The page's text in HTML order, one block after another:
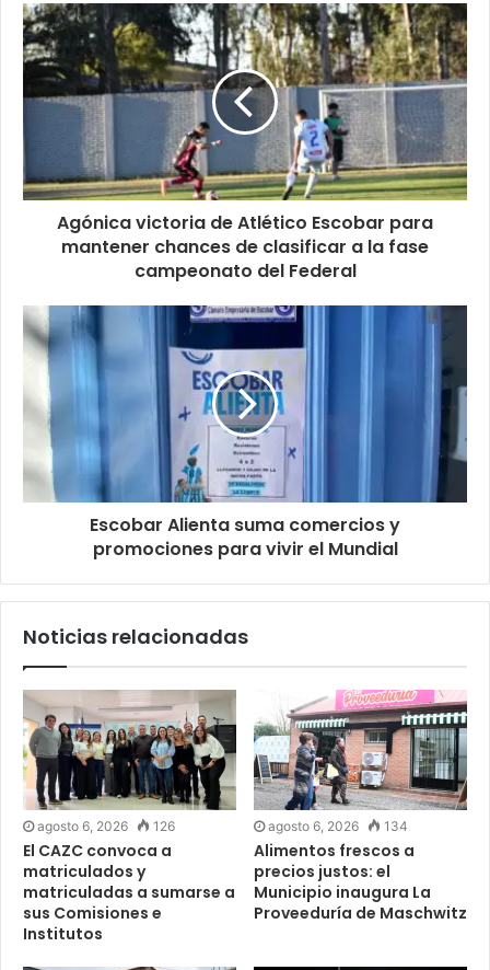
Agónica victoria de Atlético Escobar para
mantener chances de clasificar a la fase
campeonato del Federal
Escobar Alienta suma comercios y
promociones para vivir el Mundial
Noticias relacionadas
agosto 6, 2026 126
El CAZC convoca a
matriculados y
matriculadas a sumarse a
sus Comisiones e
Institutos
agosto 6, 2026 134
Alimentos frescos a
precios justos: el
Municipio inaugura La
Proveeduría de Maschwitz